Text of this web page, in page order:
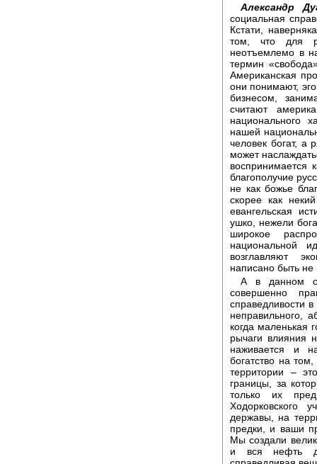
Александр
социальная
Кстати,
том, что для
неотъемлемо в
термин
Американская
они понимают,
бизнесом,
считают
национального
нашей
человек богат, а
может
воспринимается
благополучие
не как божье
скорее как
евангельская
ушко, нежели
широкое
национальной
возглавляют
написано быть не
А в данном
совершенно
справедливости
неправильного,
когда маленькая
рычаги влияния
наживается и
богатство на
территории –
границы, за
только их
Ходорковского
державы, на
предки, и ваши
Мы создали
и вся нефть